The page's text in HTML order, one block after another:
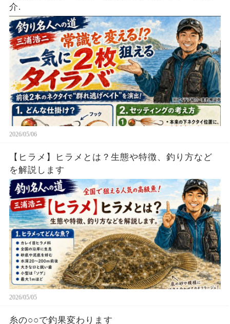
介.
2026/05/06
【ヒラメ】ヒラメとは？生態や特徴、釣り方など
を解説します
2026/05/05
糸の○○で釣果変わります